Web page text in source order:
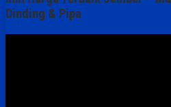
Dinding & Pipa